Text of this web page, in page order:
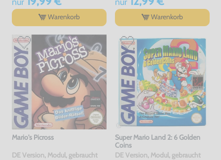
Warenkorb Warenkorb
Mario's Picross
DE Version, Modul, gebraucht
Super Mario Land 2: 6 Golden
Coins
DE Version, Modul, gebraucht